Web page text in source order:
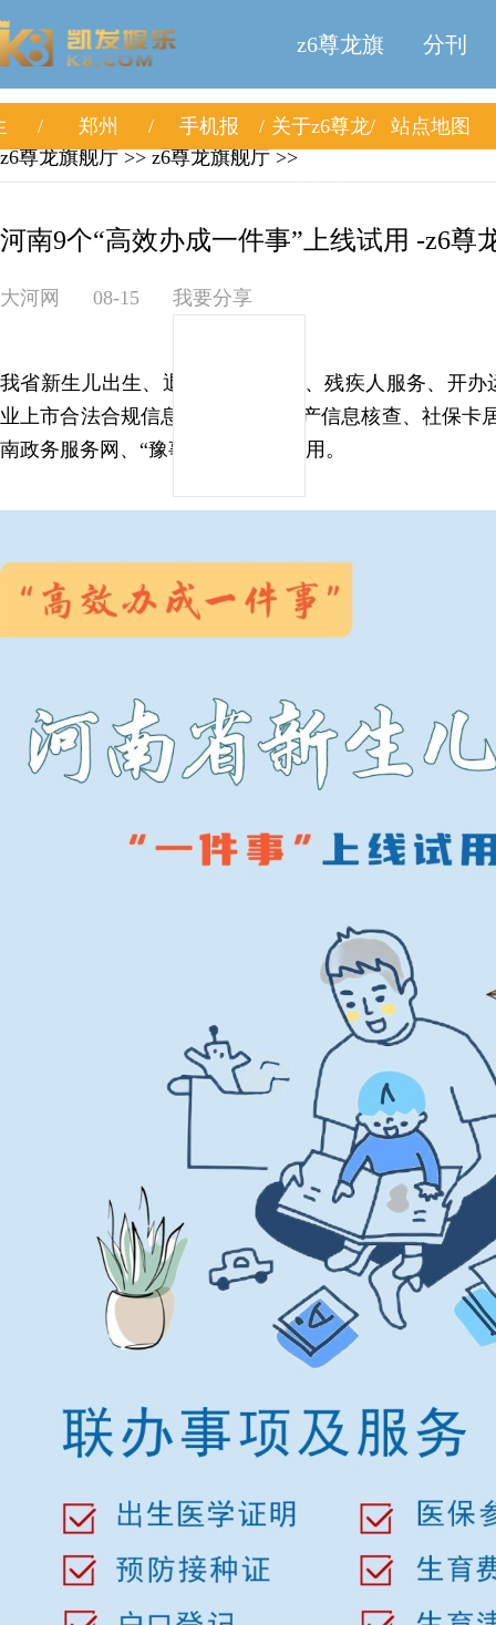
z6尊龙旗
舰厅
分刊
郑州 手机报 关于z6尊龙
站点地图
z6尊龙旗舰厅 >> z6尊龙旗舰厅 >>
河南9个“高效办成一件事”上线试用 -z6尊
大河网 08-15 我要分享
我省新生儿出生、退休、教育入学、残疾人服务、开
业上市合法合规信息核查、企业破产信息核查、社保卡
南政务服务网、“豫事办”app上线试用。